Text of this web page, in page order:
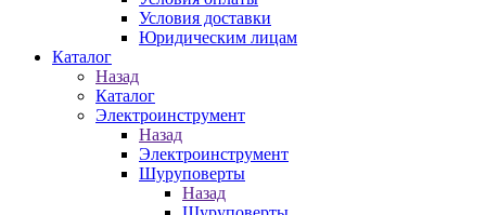
Условия доставки
Юридическим лицам
Каталог
Назад
Каталог
Электроинструмент
Назад
Электроинструмент
Шуруповерты
Назад